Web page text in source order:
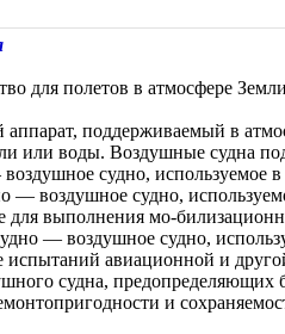
для полетов в атмосфере
поддерживаемый в
или воды. Воздушные судна
судно, используемое
— воздушное судно,
для выполнения мо-
— воздушное судно,
испытаний авиационной и
судна, предопределяющих
и